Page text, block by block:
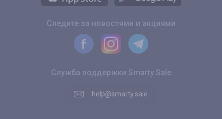
Следите за новостями и акциями
Служба поддержки Smarty.Sale
help@smarty.sale